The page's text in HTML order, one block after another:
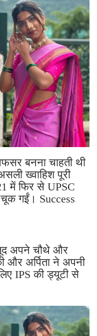
बनना चाहती थी
ख्वाहिश पूरी
में फिर से UPSC
चूक गईं। Success
अपने चौथे और
और अर्पिता ने अपनी
IPS की ड्यूटी से